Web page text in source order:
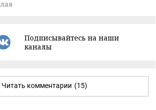
Подписывайтесь на наши
каналы
Читать комментарии (15)